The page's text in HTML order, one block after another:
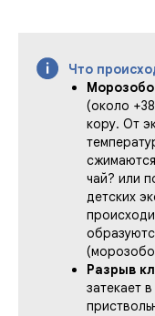
Что
(около +38
кору. От
чай? или
детских
Разрыв
затекает